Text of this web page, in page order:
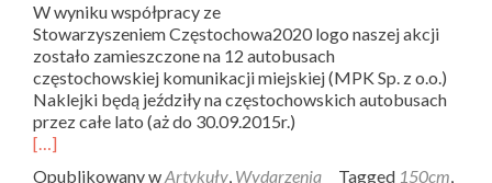
W wyniku współpracy ze
Stowarzyszeniem Częstochowa2020 logo naszej akcji
zostało zamieszczone na 12 autobusach
częstochowskiej komunikacji miejskiej (MPK Sp. z o.o.)
Naklejki będą jeździły na częstochowskich autobusach
przez całe lato (aż do 30.09.2015r.)
[…]
Opublikowany wArtykuły, Wydarzenia Tagged 150cm,